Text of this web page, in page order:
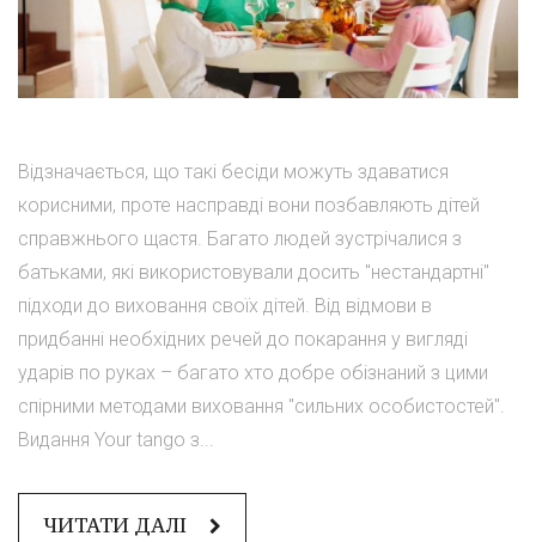
Відзначається, що такі бесіди можуть здаватися
корисними, проте насправді вони позбавляють дітей
справжнього щастя. Багато людей зустрічалися з
батьками, які використовували досить "нестандартні"
підходи до виховання своїх дітей. Від відмови в
придбанні необхідних речей до покарання у вигляді
ударів по руках – багато хто добре обізнаний з цими
спірними методами виховання "сильних особистостей".
Видання Your tango з...
ЧИТАТИ ДАЛІ